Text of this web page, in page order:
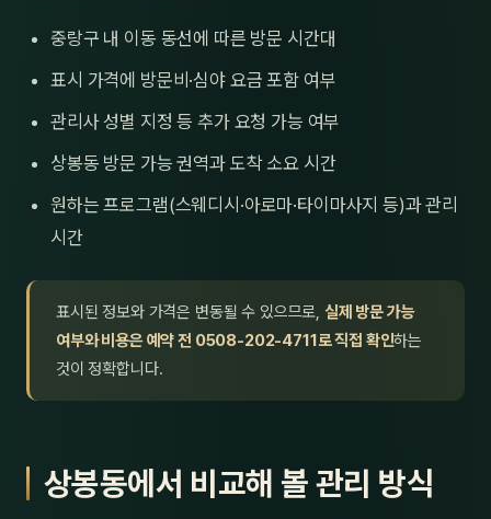
중랑구 내 이동 동선에 따른 방문 시간대
표시 가격에 방문비·심야 요금 포함 여부
관리사 성별 지정 등 추가 요청 가능 여부
상봉동 방문 가능 권역과 도착 소요 시간
원하는 프로그램(스웨디시·아로마·타이마사지 등)과 관리
시간
표시된 정보와 가격은 변동될 수 있으므로, 실제 방문 가능
여부와 비용은 예약 전 0508-202-4711로 직접 확인하는
것이 정확합니다.
상봉동에서 비교해 볼 관리 방식